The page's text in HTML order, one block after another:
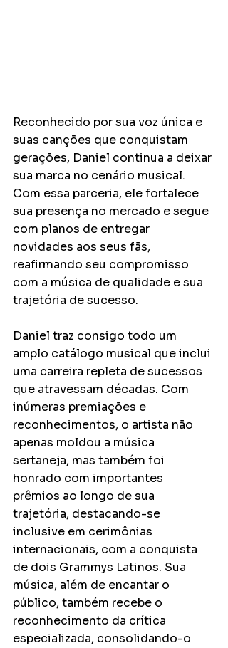
Reconhecido por sua voz única e
suas canções que conquistam
gerações, Daniel continua a deixar
sua marca no cenário musical.
Com essa parceria, ele fortalece
sua presença no mercado e segue
com planos de entregar
novidades aos seus fãs,
reafirmando seu compromisso
com a música de qualidade e sua
trajetória de sucesso.
Daniel traz consigo todo um
amplo catálogo musical que inclui
uma carreira repleta de sucessos
que atravessam décadas. Com
inúmeras premiações e
reconhecimentos, o artista não
apenas moldou a música
sertaneja, mas também foi
honrado com importantes
prêmios ao longo de sua
trajetória, destacando-se
inclusive em cerimônias
internacionais, com a conquista
de dois Grammys Latinos. Sua
música, além de encantar o
público, também recebe o
reconhecimento da crítica
especializada, consolidando-o